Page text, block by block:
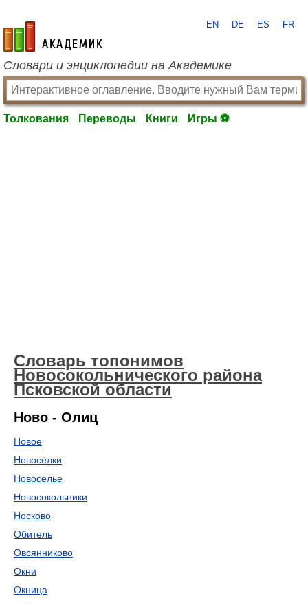
academic.ru
EN DE ES FR
Словари и энциклопедии на Академике
Толкования Переводы Книги Игры ⚽
Словарь топонимов
Новосокольнического района
Псковской области
Ново - Олиц
Новое
Новосёлки
Новоселье
Новосокольники
Носково
Обитель
Овсянниково
Окни
Окница